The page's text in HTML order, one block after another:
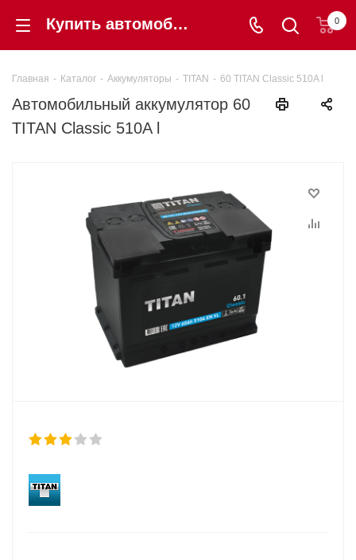
Купить автомобильный аккумулятор 60 TITAN Classic 510A l в Калининграде по цене 7 290 ₽ - Шинторг 0
Главная - Каталог - Аккумуляторы - TITAN - 60 TITAN Classic 510A l
Автомобильный аккумулятор 60
TITAN Classic 510A l